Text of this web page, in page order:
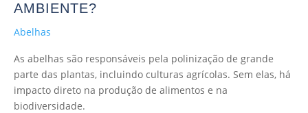
AMBIENTE?
Abelhas
As abelhas são responsáveis pela polinização de grande
parte das plantas, incluindo culturas agrícolas. Sem elas, há
impacto direto na produção de alimentos e na
biodiversidade.